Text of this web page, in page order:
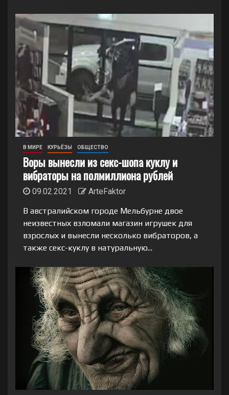
В МИРЕ КУРЬЁЗЫ ОБЩЕСТВО
Воры вынесли из секс-шопа куклу и
вибраторы на полмиллиона рублей
09.02.2021
ArteFaktor
В австралийском городе Мельбурне двое
неизвестных взломали магазин игрушек для
взрослых и вынесли несколько вибраторов, а
также секс-куклу в натуральную...